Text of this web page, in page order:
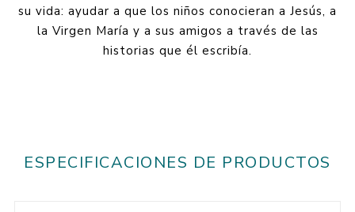
su vida: ayudar a que los niños conocieran a Jesús, a
la Virgen María y a sus amigos a través de las
historias que él escribía.
ESPECIFICACIONES DE PRODUCTOS